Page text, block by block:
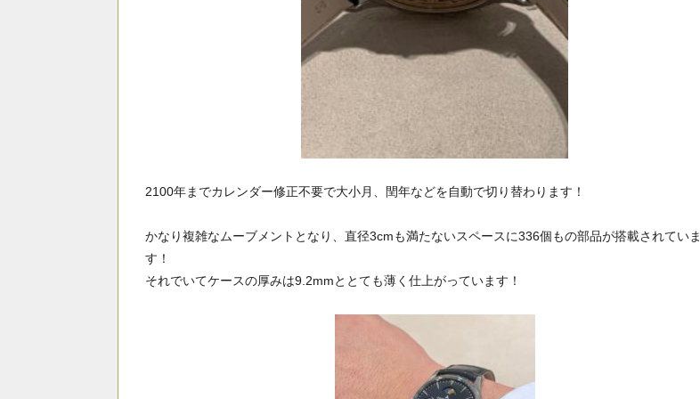
2100年までカレンダー修正不要で大小月、閏年などを自動で切り替わります！
かなり複雑なムーブメントとなり、直径3cmも満たないスペースに336個もの部品が搭載されていま
す！
それでいてケースの厚みは9.2mmととても薄く仕上がっています！